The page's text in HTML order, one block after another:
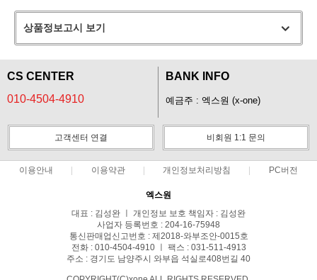
상품정보고시 보기
CS CENTER
010-4504-4910
BANK INFO
예금주 : 엑스원 (x-one)
고객센터 연결 비회원 1:1 문의
이용안내 이용약관 개인정보처리방침 PC버전
엑스원
대표 : 김성완 ㅣ 개인정보 보호 책임자 : 김성완
사업자 등록번호 : 204-16-75948
통신판매업신고번호 : 제2018-와부조안-0015호
전화 : 010-4504-4910 ㅣ 팩스 : 031-511-4913
주소 : 경기도 남양주시 와부읍 석실로408번길 40